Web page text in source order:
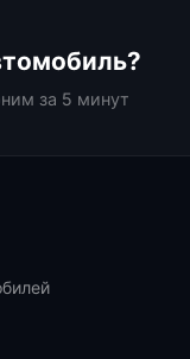
за 5 минут